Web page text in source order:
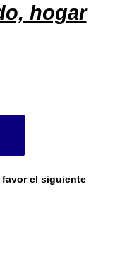
hogar
favor el siguiente